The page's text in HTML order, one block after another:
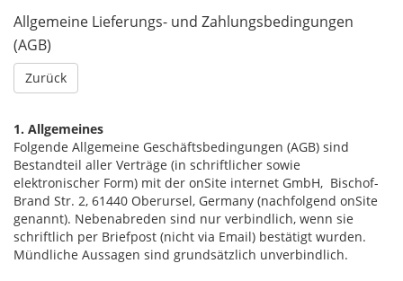
Allgemeine Lieferungs- und Zahlungsbedingungen
(AGB)
1. Allgemeines
Folgende Allgemeine Geschäftsbedingungen (AGB) sind
Bestandteil aller Verträge (in schriftlicher sowie
elektronischer Form) mit der onSite internet GmbH, Bischof-
Brand Str. 2, 61440 Oberursel, Germany (nachfolgend onSite
genannt). Nebenabreden sind nur verbindlich, wenn sie
schriftlich per Briefpost (nicht via Email) bestätigt wurden.
Mündliche Aussagen sind grundsätzlich unverbindlich.